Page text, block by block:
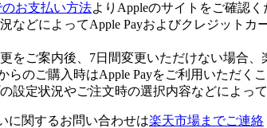
のお支払い方法よりAppleのサイトをご確認く
などによってApple Payおよびクレジット
をご案内後、7日間変更いただけない場合
らのご購入時はApple Payをご利用いただく
設定状況やご注文時の選択内容などによっ
に関するお問い合わせは楽天市場までご連絡